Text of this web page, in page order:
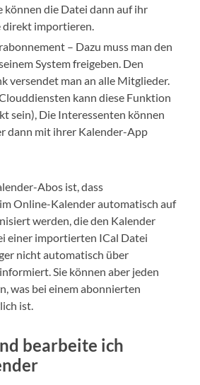
können die Datei dann auf ihr
direkt importieren.
– Dazu muss man den
System freigeben. Den
versendet man an alle Mitglieder.
kann diese Funktion
sein), Die Interessenten können
dann mit ihrer Kalender-App
Abos ist, dass
Online-Kalender automatisch auf
werden, die den Kalender
einer importierten ICal Datei
nicht automatisch über
Sie können aber jeden
was bei einem abonnierten
ist.
bearbeite ich